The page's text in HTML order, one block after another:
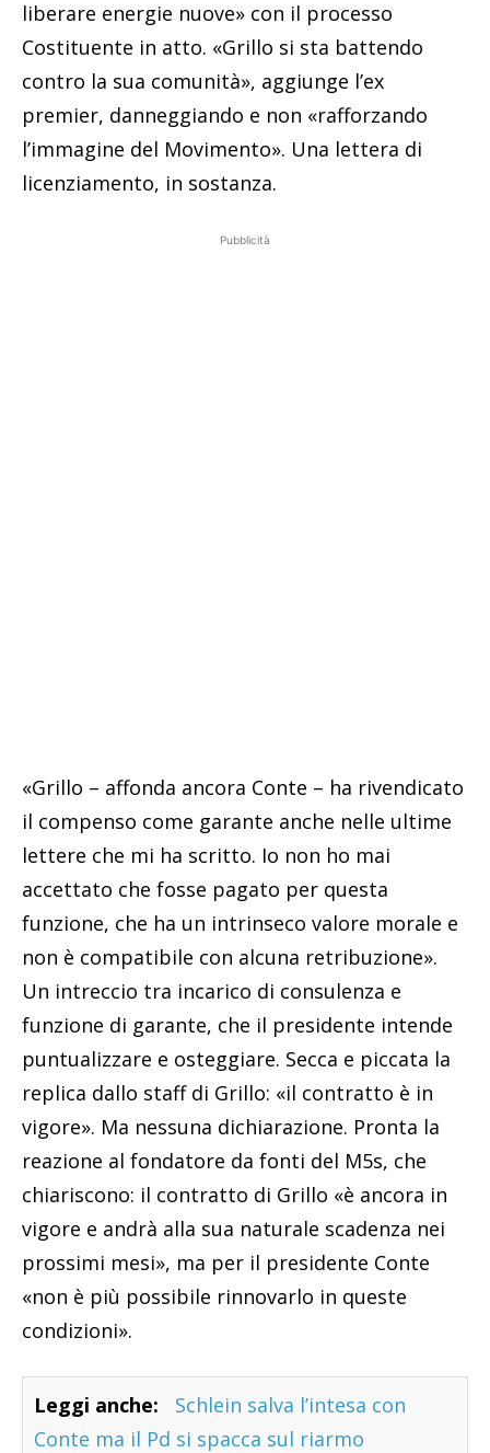
liberare energie nuove» con il processo
Costituente in atto. «Grillo si sta battendo
contro la sua comunità», aggiunge l’ex
premier, danneggiando e non «rafforzando
l’immagine del Movimento». Una lettera di
licenziamento, in sostanza.
Pubblicità
«Grillo – affonda ancora Conte – ha rivendicato
il compenso come garante anche nelle ultime
lettere che mi ha scritto. Io non ho mai
accettato che fosse pagato per questa
funzione, che ha un intrinseco valore morale e
non è compatibile con alcuna retribuzione».
Un intreccio tra incarico di consulenza e
funzione di garante, che il presidente intende
puntualizzare e osteggiare. Secca e piccata la
replica dallo staff di Grillo: «il contratto è in
vigore». Ma nessuna dichiarazione. Pronta la
reazione al fondatore da fonti del M5s, che
chiariscono: il contratto di Grillo «è ancora in
vigore e andrà alla sua naturale scadenza nei
prossimi mesi», ma per il presidente Conte
«non è più possibile rinnovarlo in queste
condizioni».
Leggi anche:
Schlein salva l’intesa con
Conte ma il Pd si spacca sul riarmo